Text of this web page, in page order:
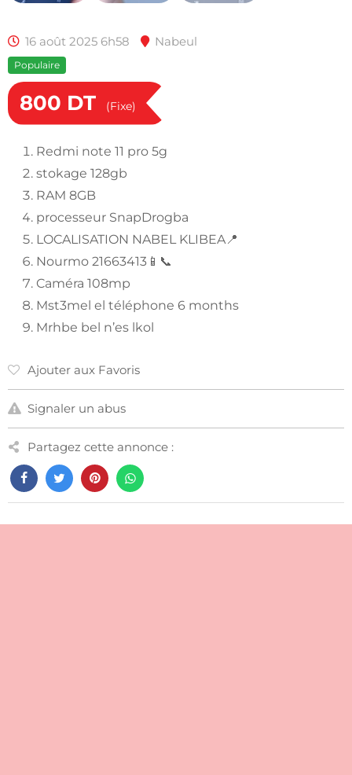
16 août 2025 6h58 Nabeul
Populaire
800 DT (Fixe)
Redmi note 11 pro 5g
stokage 128gb
RAM 8GB
processeur SnapDrogba
LOCALISATION NABEL KLIBEA📍
Nourmo 21663413📱📞
Caméra 108mp
Mst3mel el téléphone 6 months
Mrhbe bel n’es lkol
Ajouter aux Favoris
Signaler un abus
Partagez cette annonce :